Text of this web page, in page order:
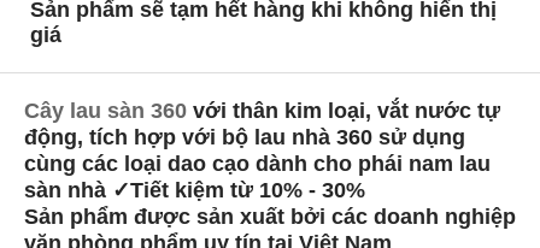
Sản phẩm sẽ tạm hết hàng khi không hiển thị
giá
Cây lau sàn 360 với thân kim loại, vắt nước tự
động, tích hợp với bộ lau nhà 360 sử dụng
cùng các loại dao cạo dành cho phái nam lau
sàn nhà ✓Tiết kiệm từ 10% - 30%
Sản phẩm được sản xuất bởi các doanh nghiệp
văn phòng phẩm uy tín tại Việt Nam